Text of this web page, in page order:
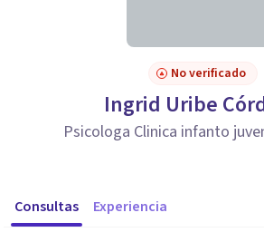
No verificado
Ingrid Uribe
Psicologa Clinica infanto
Consultas Experiencia